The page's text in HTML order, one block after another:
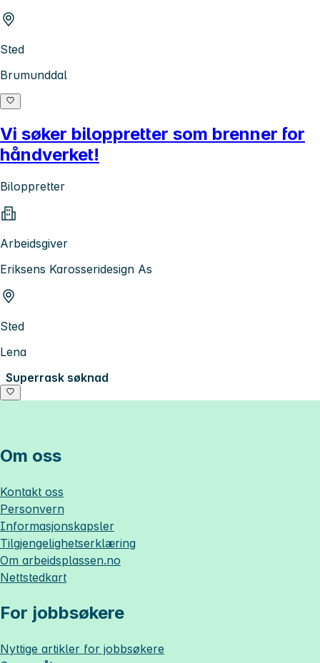
Sted
Brumunddal
Vi søker biloppretter som brenner for
håndverket!
Biloppretter
Arbeidsgiver
Eriksens Karosseridesign As
Sted
Lena
Superrask søknad
Om oss
Kontakt oss
Personvern
Informasjonskapsler
Tilgjengelighetserklæring
Om arbeidsplassen.no
Nettstedkart
For jobbsøkere
Nyttige artikler for jobbsøkere